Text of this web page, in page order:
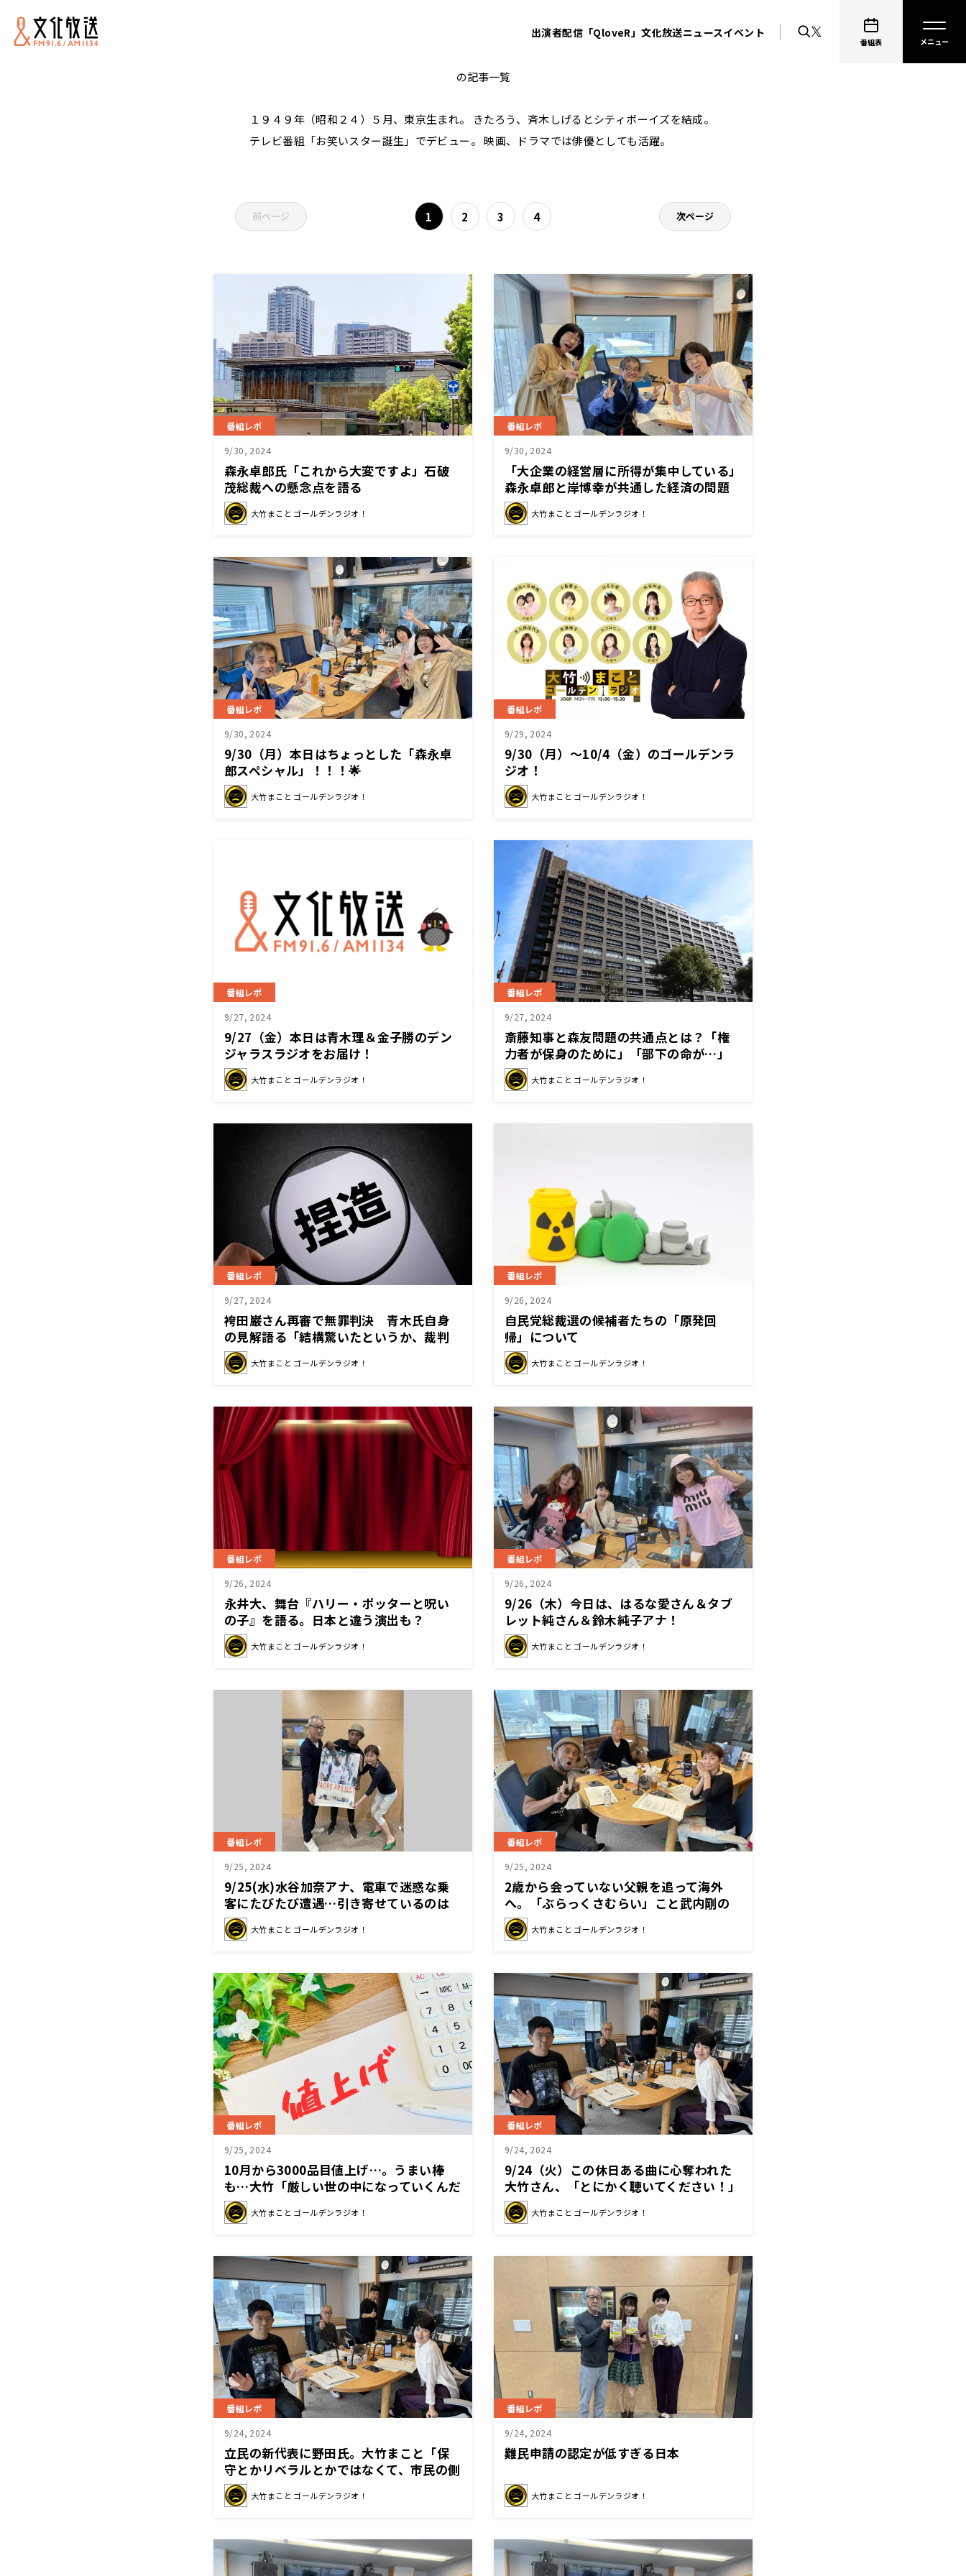
出演者配信「QloveR」文化放送ニュースイベント
番組表
大竹まこと
の記事一覧
１９４９年（昭和２４）５月、東京生まれ。 きたろう、斉木しげるとシティボーイズを結成。
テレビ番組「お笑いスター誕生」でデビュー。 映画、ドラマでは俳優としても活躍。
前ページ 1 2 3 4 次ページ
番組レポ
9/30, 2024
森永卓郎氏「これから大変ですよ」石破
茂総裁への懸念点を語る
大竹まこと ゴールデンラジオ！
番組レポ
9/30, 2024
「大企業の経営層に所得が集中している」
森永卓郎と岸博幸が共通した経済の問題
点
大竹まこと ゴールデンラジオ！
番組レポ
9/30, 2024
9/30（月）本日はちょっとした「森永卓
郎スペシャル」！！！🌟
大竹まこと ゴールデンラジオ！
番組レポ
9/29, 2024
9/30（月）～10/4（金）のゴールデンラ
ジオ！
大竹まこと ゴールデンラジオ！
番組レポ
9/27, 2024
9/27（金）本日は青木理＆金子勝のデン
ジャラスラジオをお届け！
大竹まこと ゴールデンラジオ！
番組レポ
9/27, 2024
斎藤知事と森友問題の共通点とは？「権
力者が保身のために」「部下の命が…」
大竹まこと ゴールデンラジオ！
番組レポ
9/27, 2024
袴田巌さん再審で無罪判決 青木氏自身
の見解語る「結構驚いたというか、裁判
所がかなり踏み込んだ判断を示したな」
大竹まこと ゴールデンラジオ！
番組レポ
9/26, 2024
自民党総裁選の候補者たちの「原発回
帰」について
大竹まこと ゴールデンラジオ！
番組レポ
9/26, 2024
永井大、舞台『ハリー・ポッターと呪い
の子』を語る。日本と違う演出も？
大竹まこと ゴールデンラジオ！
番組レポ
9/26, 2024
9/26（木）今日は、はるな愛さん＆タブ
レット純さん＆鈴木純子アナ！
大竹まこと ゴールデンラジオ！
番組レポ
9/25, 2024
9/25(水)水谷加奈アナ、電車で迷惑な乗
客にたびたび遭遇…引き寄せているのは
自分かも！？
大竹まこと ゴールデンラジオ！
番組レポ
9/25, 2024
2歳から会っていない父親を追って海外
へ。「ぶらっくさむらい」こと武内剛の
挑戦
大竹まこと ゴールデンラジオ！
番組レポ
9/25, 2024
10月から3000品目値上げ…。うまい棒
も…大竹「厳しい世の中になっていくんだ
な」
大竹まこと ゴールデンラジオ！
番組レポ
9/24, 2024
9/24（火）この休日ある曲に心奪われた
大竹さん、「とにかく聴いてください！」
と言って流したナンバーとは！？
大竹まこと ゴールデンラジオ！
番組レポ
9/24, 2024
立民の新代表に野田氏。大竹まこと「保
守とかリベラルとかではなくて、市民の側
に立っていて欲しい」
大竹まこと ゴールデンラジオ！
番組レポ
9/24, 2024
難民申請の認定が低すぎる日本
大竹まこと ゴールデンラジオ！